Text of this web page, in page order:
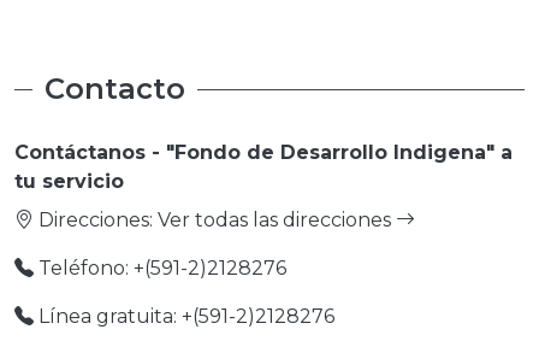
Contacto
Contáctanos - "Fondo de Desarrollo Indigena" a
tu servicio
Direcciones: Ver todas las direcciones
Teléfono: +(591-2)2128276
Línea gratuita: +(591-2)2128276